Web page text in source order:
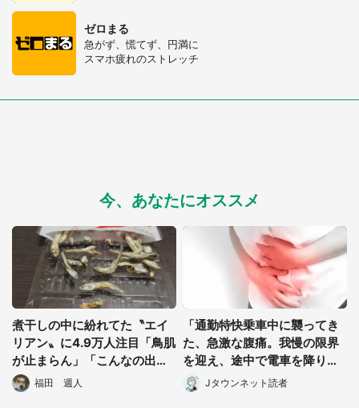
ゼロまる
急がず、慌てず、円満に
スマホ疲れのストレッチ
今、あなたにオススメ
煮干しの中に紛れてた〝エイ
リアン〟に4.9万人注目「鳥肌
が止まらん」「こんなの出て
きたら泣き喚く」
福田 週人
「通勤特快乗車中に襲ってき
た、急激な腹痛。我慢の限界
を迎え、途中で電車を降りよ
うとしたけれど...」（東京
都・30代女性）
Jタウンネット読者